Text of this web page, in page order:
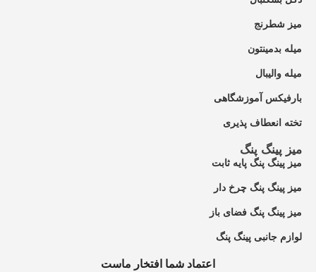
میز شطرنج
میله بدمینتون
میله والیبال
بارفیکس آموزشگاهی
تخته انعطاف پذیری
میز پینگ پنگ
میز پینگ پنگ پایه ثابت
میز پینگ پنگ چرخ دار
میز پینگ پنگ فضای باز
لوازم جانبی پینگ پنگ
اعتماد شما افتخار ماست